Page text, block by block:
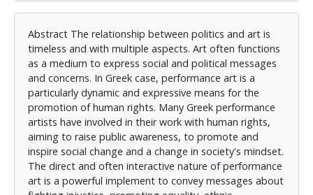
δικαιωμάτων γενικότερα. Οι περφόρμανς ανοίγουν
το διάλογο γύρω από τέτοια κρίσιμα θέματα,
συμβάλλοντας στην πρόοδο και την κατανόηση στην
κοινωνία. Στόχος, λοιπόν, της παρούσας
διπλωματικής εργασίας είναι η προσέγγιση της
σχέσης μεταξύ ανθρωπίνων δικαιωμάτων και της
τέχνης της περφόρμανς. Πιο συγκεκριμένα, μελετάται
η έκφραση της διεκδίκησης των ανθρωπίνων
δικαιωμάτων στα έργα Ελλήνων καλλιτεχνών και πώς
τα έργα τους εμπεριέχουν και εκφράζουν τις
θεμελιώδεις αξίες τους. Η αποτύπωση του ιστορικού
Abstract The relationship between politics and art is
timeless and with multiple aspects. Art often functions
as a medium to express social and political messages
and concerns. In Greek case, performance art is a
particularly dynamic and expressive means for the
promotion of human rights. Many Greek performance
artists have involved in their work with human rights,
aiming to raise public awareness, to promote and
inspire social change and a change in society's mindset.
The direct and often interactive nature of performance
art is a powerful implement to convey messages about